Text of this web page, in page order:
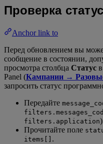
Проверка
Anchor link to
Перед обновлением вы
сообщение в состоянии,
просмотра столбца Статус
Panel (Кампании →
запросить статус
Передайте
filters.application
Прочитайте поле
items[] .